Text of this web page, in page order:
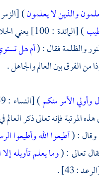
والذين لا يعلمون) [الزمر : 9] وقد فرق
) [المائدة : 100] يعني الحلال والحرام ، وفرق بين الأعمى والبصير ، فقال : (
أم هل
الفرق بين العالم والجاهل .
وأولي الأمر منكم
المرتبة فإنه تعالى ذكر
أطيعوا الله وأطيعوا
تعالى : (وما يعلم تأويله
: 43] .